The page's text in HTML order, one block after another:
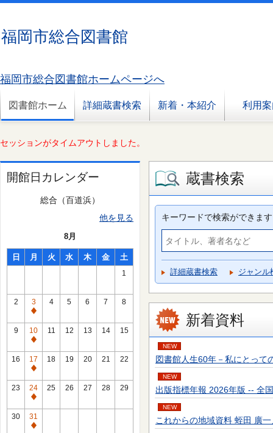
福岡市総合図書館
福岡市総合図書館ホームページへ
図書館ホーム 詳細蔵書検索 新着・本紹介 利用
セッションがタイムアウトしました。
開館日カレンダー
総合（百道浜）
他を見る
8月
日 月 火 水 木 金 土
1
2
3
通
常
休
館
日
4 5 6 7 8
9
10
通
常
休
館
日
11 12 13 14 15
16
17
通
常
休
館
日
18 19 20 21 22
23
24
通
常
休
25 26 27 28 29
30
31
通
蔵書検索
キーワードで検索ができます
詳細蔵書検索 ジャンル
新着資料
NEW
図書館人生60年－私にとっ
NEW
出版指標年報 2026年版 -- 全
NEW
これからの地域資料 蛭田 廣